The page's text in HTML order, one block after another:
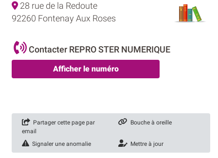
28 rue de la Redoute
92260 Fontenay Aux Roses
Contacter REPRO STER NUMERIQUE
Afficher le numéro
Partager cette page par
email
Bouche à oreille
Signaler une anomalie Mettre à jour